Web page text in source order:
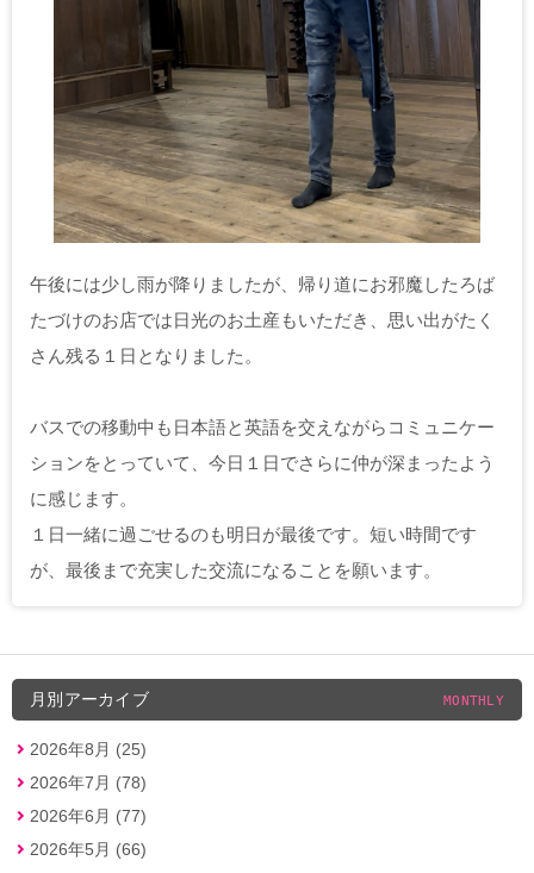
午後には少し雨が降りましたが、帰り道にお邪魔したろば
たづけのお店では日光のお土産もいただき、思い出がたく
さん残る１日となりました。
バスでの移動中も日本語と英語を交えながらコミュニケー
ションをとっていて、今日１日でさらに仲が深まったよう
に感じます。
１日一緒に過ごせるのも明日が最後です。短い時間です
が、最後まで充実した交流になることを願います。
月別アーカイブ MONTHLY
2026年8月 (25)
2026年7月 (78)
2026年6月 (77)
2026年5月 (66)